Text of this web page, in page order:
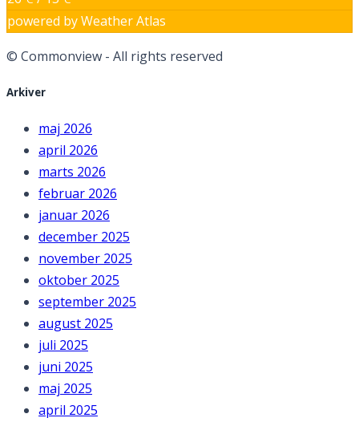
powered byWeather Atlas
© Commonview - All rights reserved
Arkiver
maj 2026
april 2026
marts 2026
februar 2026
januar 2026
december 2025
november 2025
oktober 2025
september 2025
august 2025
juli 2025
juni 2025
maj 2025
april 2025